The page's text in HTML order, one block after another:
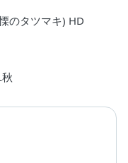
のタツマキ) HD